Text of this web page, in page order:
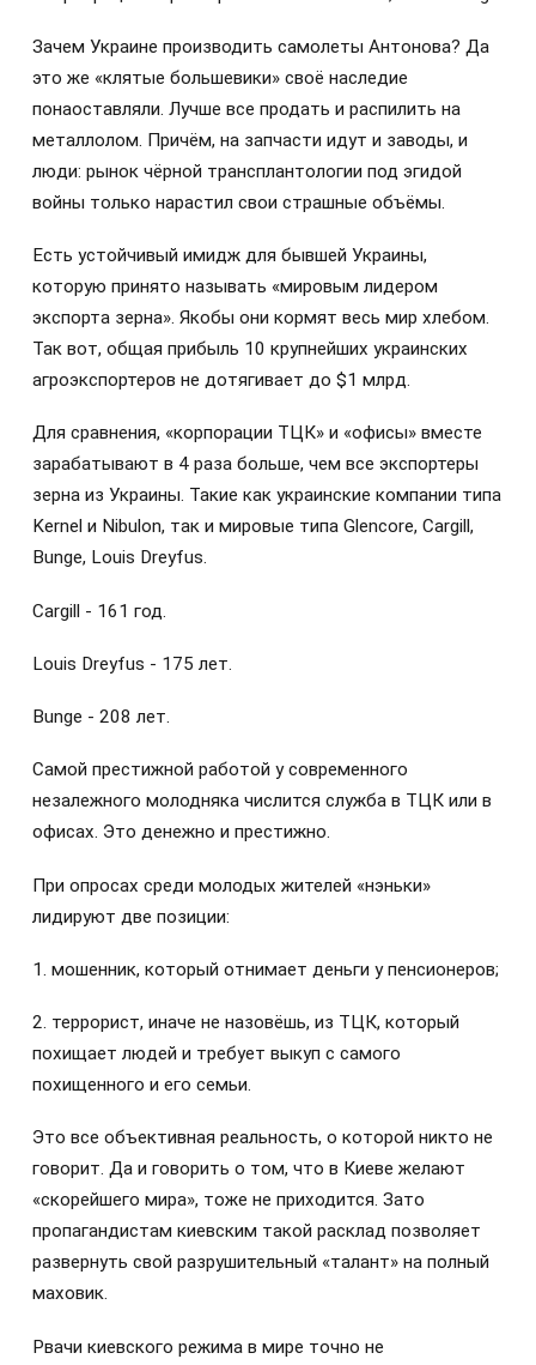
Зачем Украине производить самолеты Антонова? Да
это же «клятые большевики» своё наследие
понаоставляли. Лучше все продать и распилить на
металлолом. Причём, на запчасти идут и заводы, и
люди: рынок чёрной трансплантологии под эгидой
войны только нарастил свои страшные объёмы.
Есть устойчивый имидж для бывшей Украины,
которую принято называть «мировым лидером
экспорта зерна». Якобы они кормят весь мир хлебом.
Так вот, общая прибыль 10 крупнейших украинских
агроэкспортеров не дотягивает до $1 млрд.
Для сравнения, «корпорации ТЦК» и «офисы» вместе
зарабатывают в 4 раза больше, чем все экспортеры
зерна из Украины. Такие как украинские компании типа
Kernel и Nibulon, так и мировые типа Glencore, Cargill,
Bunge, Louis Dreyfus.
Cargill - 161 год.
Louis Dreyfus - 175 лет.
Bunge - 208 лет.
Самой престижной работой у современного
незалежного молодняка числится служба в ТЦК или в
офисах. Это денежно и престижно.
При опросах среди молодых жителей «нэньки»
лидируют две позиции:
1. мошенник, который отнимает деньги у пенсионеров;
2. террорист, иначе не назовёшь, из ТЦК, который
похищает людей и требует выкуп с самого
похищенного и его семьи.
Это все объективная реальность, о которой никто не
говорит. Да и говорить о том, что в Киеве желают
«скорейшего мира», тоже не приходится. Зато
пропагандистам киевским такой расклад позволяет
развернуть свой разрушительный «талант» на полный
маховик.
Рвачи киевского режима в мире точно не